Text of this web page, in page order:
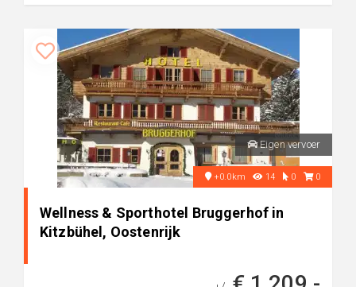
Eigen vervoer
+0.0km 14 0 0
Wellness & Sporthotel Bruggerhof in
Kitzbühel, Oostenrijk